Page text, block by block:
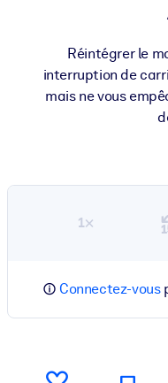
Réintégrer le
interruption de
mais ne vous
1×
Connectez-vous